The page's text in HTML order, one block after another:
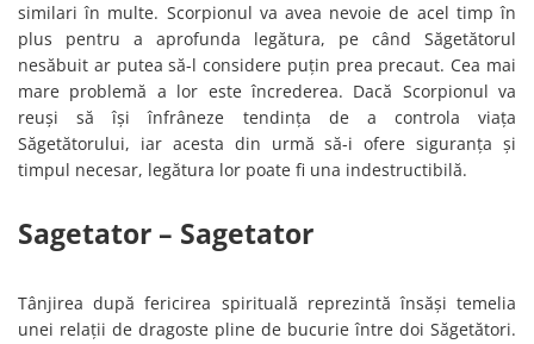
similari în multe. Scorpionul va avea nevoie de acel timp în
plus pentru a aprofunda legătura, pe când Săgetătorul
nesăbuit ar putea să-l considere puțin prea precaut. Cea mai
mare problemă a lor este încrederea. Dacă Scorpionul va
reuși să își înfrâneze tendința de a controla viața
Săgetătorului, iar acesta din urmă să-i ofere siguranța și
timpul necesar, legătura lor poate fi una indestructibilă.
Sagetator – Sagetator
Tânjirea după fericirea spirituală reprezintă însăși temelia
unei relații de dragoste pline de bucurie între doi Săgetători.